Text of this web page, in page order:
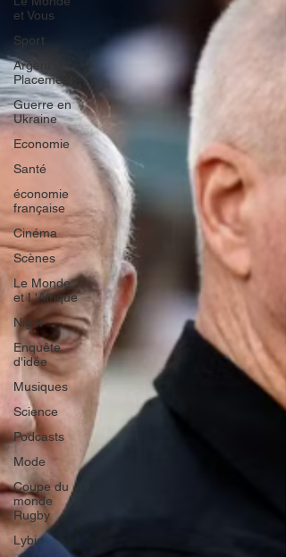
et Vous
Sport
Argent et
Placement
Guerre en
Ukraine
Economie
Santé
économie
française
Cinéma
Scènes
Le Monde
et L'Afrique
Niger
Enquête
d'idée
Musiques
Science
Podcasts
Mode
Coupe du
monde
Rugby
Lybie